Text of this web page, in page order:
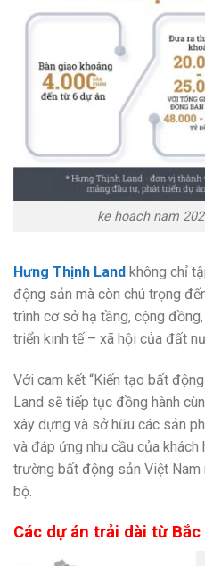
ke hoach nam
Hưng Thịnh Land không chỉ
động sản mà còn chú trọng
trình cơ sở hạ tầng, cộng
triển kinh tế – xã hội của đất
Với cam kết “Kiến tạo bất
Land sẽ tiếp tục đồng hành
xây dựng và sở hữu các sản
và đáp ứng nhu cầu của
trường bất động sản Việt Nam
bộ.
Các dự án trải dài từ Bắc